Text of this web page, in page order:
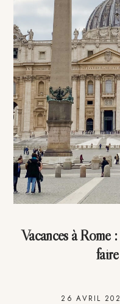
Vacances à Rome
26 AVRIL